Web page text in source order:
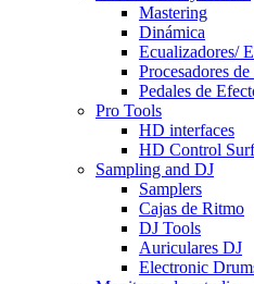
Mastering
Dinámica
Ecualizadores/
Procesadores
Pedales de
Pro Tools
HD interfaces
HD Control
Sampling and DJ
Samplers
Cajas de Ritmo
DJ Tools
Auriculares DJ
Electronic